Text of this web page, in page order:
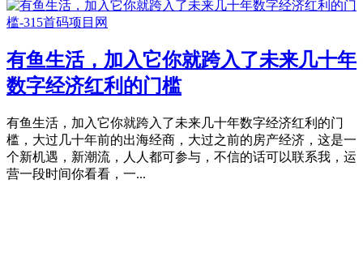
有鱼生活，加入它你就跨入了未来几十年
数字经济红利的门槛
有鱼生活，加入它你就跨入了未来几十年数字经济红利的门
槛，大过几十年前的出海经商，大过之前的房产经济，这是一
个新机遇，新潮流，人人都可参与，不信的话可以联系我，运
营一段时间你看看，一...